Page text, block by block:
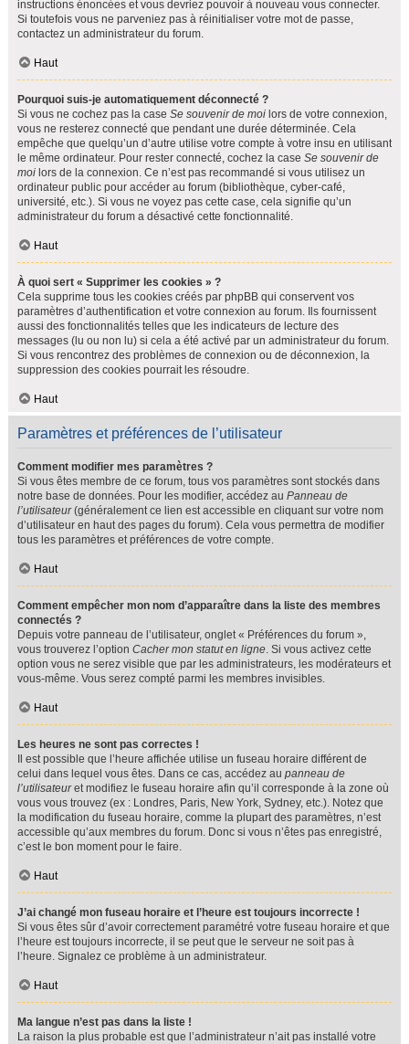
instructions énoncées et vous devriez pouvoir à nouveau vous connecter.
Si toutefois vous ne parveniez pas à réinitialiser votre mot de passe,
contactez un administrateur du forum.
Haut
Pourquoi suis-je automatiquement déconnecté ?
Si vous ne cochez pas la case Se souvenir de moi lors de votre connexion,
vous ne resterez connecté que pendant une durée déterminée. Cela
empêche que quelqu’un d’autre utilise votre compte à votre insu en utilisant
le même ordinateur. Pour rester connecté, cochez la case Se souvenir de
moi lors de la connexion. Ce n’est pas recommandé si vous utilisez un
ordinateur public pour accéder au forum (bibliothèque, cyber-café,
université, etc.). Si vous ne voyez pas cette case, cela signifie qu’un
administrateur du forum a désactivé cette fonctionnalité.
Haut
À quoi sert « Supprimer les cookies » ?
Cela supprime tous les cookies créés par phpBB qui conservent vos
paramètres d’authentification et votre connexion au forum. Ils fournissent
aussi des fonctionnalités telles que les indicateurs de lecture des
messages (lu ou non lu) si cela a été activé par un administrateur du forum.
Si vous rencontrez des problèmes de connexion ou de déconnexion, la
suppression des cookies pourrait les résoudre.
Haut
Paramètres et préférences de l’utilisateur
Comment modifier mes paramètres ?
Si vous êtes membre de ce forum, tous vos paramètres sont stockés dans
notre base de données. Pour les modifier, accédez au Panneau de
l’utilisateur(généralement ce lien est accessible en cliquant sur votre nom
d’utilisateur en haut des pages du forum). Cela vous permettra de modifier
tous les paramètres et préférences de votre compte.
Haut
Comment empêcher mon nom d’apparaître dans la liste des membres
connectés ?
Depuis votre panneau de l’utilisateur, onglet « Préférences du forum »,
vous trouverez l’option Cacher mon statut en ligne. Si vous activez cette
option vous ne serez visible que par les administrateurs, les modérateurs et
vous-même. Vous serez compté parmi les membres invisibles.
Haut
Les heures ne sont pas correctes !
Il est possible que l’heure affichée utilise un fuseau horaire différent de
celui dans lequel vous êtes. Dans ce cas, accédez au panneau de
l’utilisateuret modifiez le fuseau horaire afin qu’il corresponde à la zone où
vous vous trouvez (ex : Londres, Paris, New York, Sydney, etc.). Notez que
la modification du fuseau horaire, comme la plupart des paramètres, n’est
accessible qu’aux membres du forum. Donc si vous n’êtes pas enregistré,
c’est le bon moment pour le faire.
Haut
J’ai changé mon fuseau horaire et l’heure est toujours incorrecte !
Si vous êtes sûr d’avoir correctement paramétré votre fuseau horaire et que
l’heure est toujours incorrecte, il se peut que le serveur ne soit pas à
l’heure. Signalez ce problème à un administrateur.
Haut
Ma langue n’est pas dans la liste !
La raison la plus probable est que l’administrateur n’ait pas installé votre